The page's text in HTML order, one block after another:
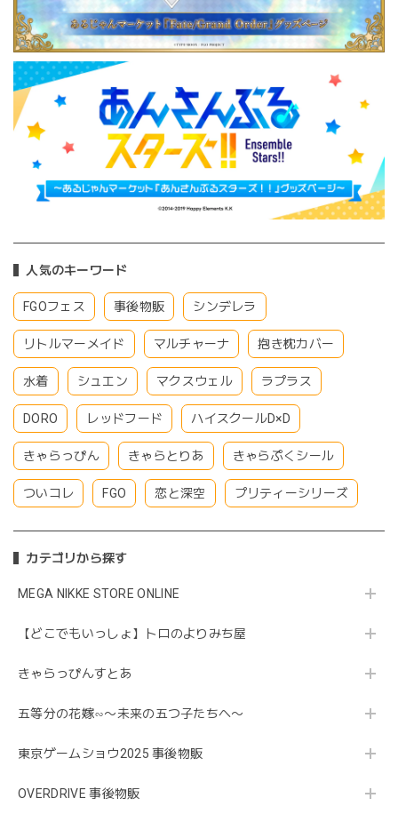
人気のキーワード
FGOフェス 事後物販 シンデレラ
リトルマーメイド マルチャーナ 抱き枕カバー
水着 シュエン マクスウェル ラプラス
DORO レッドフード ハイスクールD×D
きゃらっぴん きゃらとりあ きゃらぷくシール
ついコレ FGO 恋と深空 プリティーシリーズ
カテゴリから探す
MEGA NIKKE STORE ONLINE
【どこでもいっしょ】トロのよりみち屋
きゃらっぴんすとあ
五等分の花嫁∽〜未来の五つ子たちへ〜
東京ゲームショウ2025 事後物販
OVERDRIVE 事後物販